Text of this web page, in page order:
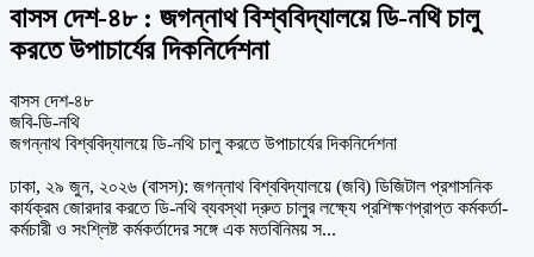
বাসস দেশ-৪৮ : জগন্নাথ বিশ্ববিদ্যালয়ে ডি-নথি চালু
করতে উপাচার্যের দিকনির্দেশনা
বাসস দেশ-৪৮
জবি-ডি-নথি
জগন্নাথ বিশ্ববিদ্যালয়ে ডি-নথি চালু করতে উপাচার্যের দিকনির্দেশনা
ঢাকা, ২৯ জুন, ২০২৬ (বাসস): জগন্নাথ বিশ্ববিদ্যালয়ে (জবি) ডিজিটাল প্রশাসনিক
কার্যক্রম জোরদার করতে ডি-নথি ব্যবস্থা দ্রুত চালুর লক্ষ্যে প্রশিক্ষণপ্রাপ্ত কর্মকর্তা-
কর্মচারী ও সংশ্লিষ্ট কর্মকর্তাদের সঙ্গে এক মতবিনিময় স...